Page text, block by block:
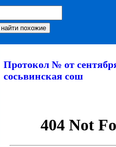
Протокол № от
сосьвинская сош